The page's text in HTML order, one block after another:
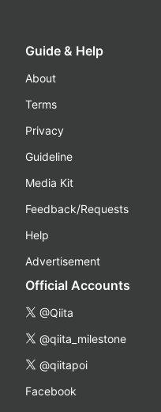
Guide & Help
About
Terms
Privacy
Guideline
Media Kit
Feedback/Requests
Help
Advertisement
Official Accounts
@Qiita
@qiita_milestone
@qiitapoi
Facebook